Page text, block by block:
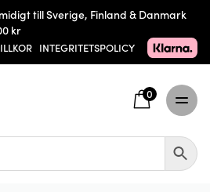
till Sverige, Finland & Danmark
kr
INTEGRITETSPOLICY
0